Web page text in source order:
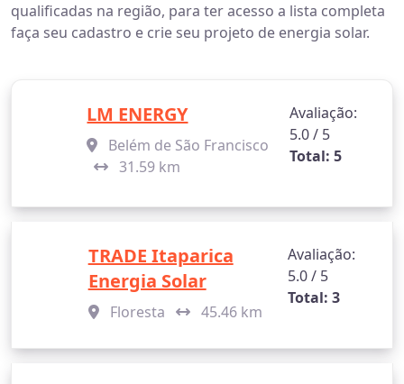
qualificadas na região, para ter acesso a lista completa
faça seu cadastro e crie seu projeto de energia solar.
LM ENERGY
Belém de São Francisco
31.59 km
Avaliação:
5.0 / 5
Total: 5
TRADE Itaparica
Energia Solar
Floresta 45.46 km
Avaliação:
5.0 / 5
Total: 3